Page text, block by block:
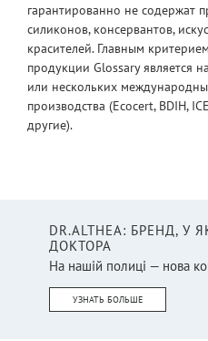
гарантированно не содержат
силиконов, консервантов,
красителей. Главным
продукции Glossary является
или нескольких
производства (Ecocert, BDIH,
другие).
DR.ALTHEA: БРЕНД,
ДОКТОРА
На нашій полиці — нова
УЗНАТЬ БОЛЬШЕ